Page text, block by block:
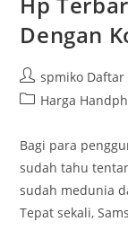
Dengan
Post
author:
spmiko Daftar
PostHarga
Bagi para
sudah tahu
sudah medunia
Tepat sekali,